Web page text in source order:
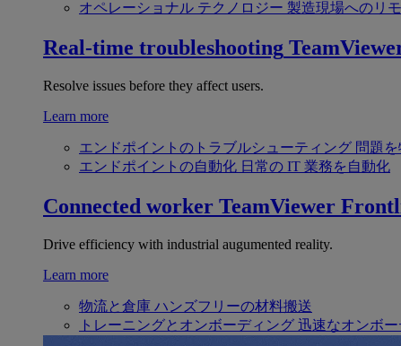
オペレーショナル テクノロジー 製造現場へのリ
Real-time troubleshooting
Resolve issues before they affect users.
Learn more
エンドポイントのトラブルシューティング 問題
エンドポイントの自動化 日常の IT 業務を自動化
Connected worker TeamViewer
Drive efficiency with industrial augumented reality.
Learn more
物流と倉庫 ハンズフリーの材料搬送
トレーニングとオンボーディング 迅速なオンボ